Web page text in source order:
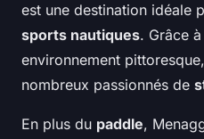
est une destination idéale
sports nautiques. Grâce
environnement
nombreux passionnés de
En plus du paddle,